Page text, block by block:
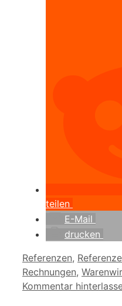
teilen
E-Mail
drucken
Kategorien
Referenzen,
Rechnungen,
Kommentar